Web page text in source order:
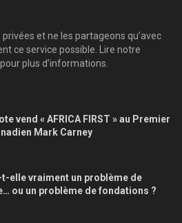
et ne les partageons qu’avec
ce service possible. Lire notre
plus d’informations.
vend « AFRICA FIRST » au Premier
Mark Carney
t-elle vraiment un problème de
ou un problème de fondations ?